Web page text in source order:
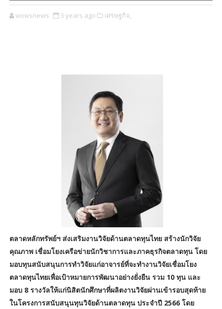
wowsnews 3 years ago เศรษฐกิจ,
ตลาดหลักทรัพย์ฯ ส่งเสริมงานวิจัยด้านตลาดทุนไทย สร้างนักวิจัย
คุณภาพ เชื่อมโยงเครือข่ายนักวิชาการและภาคธุรกิจตลาดทุน โดย
มอบทุนสนับสนุนการทำวิจัยแก่อาจารย์ที่จะทำงานวิจัยเชื่อมโยง
ตลาดทุนไทยเพื่อเป้าหมายการพัฒนาอย่างยั่งยืน รวม 10 ทุน และ
มอบ 8 รางวัลให้แก่นิสิตนักศึกษาที่ผลิตงานวิจัยผ่านเข้ารอบสุดท้าย
ในโครงการสนับสนุนทุนวิจัยด้านตลาดทุน ประจำปี 2566 โดย